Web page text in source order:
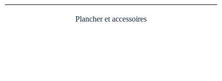
Plancher et accessoires